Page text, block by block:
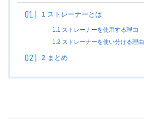
1 ストレーナーとは
1.1 ストレーナーを使用する理由
1.2 ストレーナーを使い分ける理由
2 まとめ